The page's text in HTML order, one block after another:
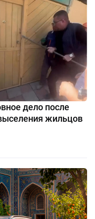
дело после
жильцов